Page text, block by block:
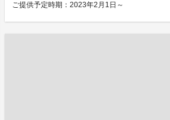
ご提供予定時期：2023年2月1日～